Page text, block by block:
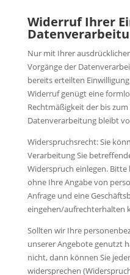
Widerruf Ihrer
Nur mit Ihrer
Vorgänge der
bereits erteilten
Widerruf genügt eine
Rechtmäßigkeit der bis
Datenverarbeitung bleibt
Widerspruchsrecht: Sie
Verarbeitung Sie
Widerspruch einlegen. Bitte
ohne Ihre Angabe von
Anfrage und eine
eingehen/aufrechterhalten
Sollten wir Ihre
unserer Angebote genutzt
nicht, dann können Sie
widersprechen